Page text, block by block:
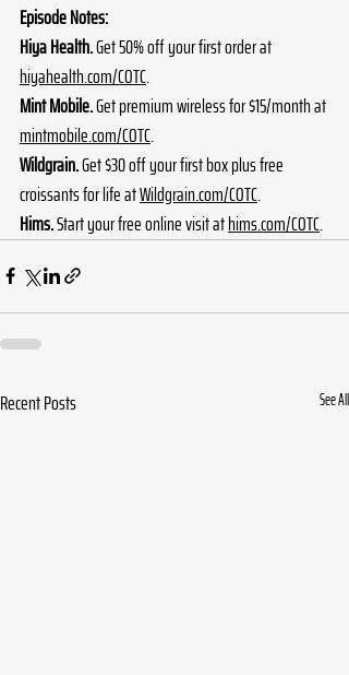
Episode Notes:
Hiya Health. Get 50% off your first order at
hiyahealth.com/COTC.
Mint Mobile. Get premium wireless for $15/month at
mintmobile.com/COTC.
Wildgrain. Get $30 off your first box plus free
croissants for life at Wildgrain.com/COTC.
Hims. Start your free online visit at hims.com/COTC.
Recent Posts See All